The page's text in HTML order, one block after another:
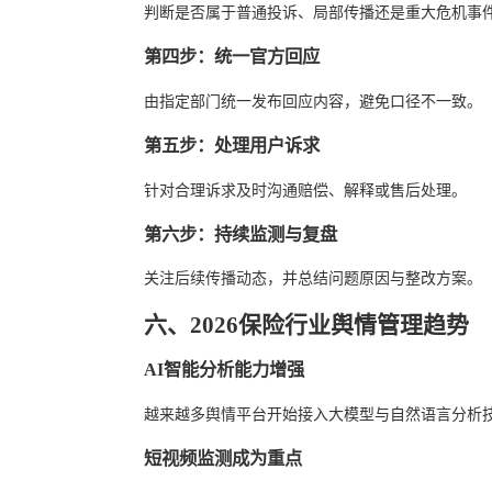
判断是否属于普通投诉、局部传播还是重大危机事
第四步：统一官方回应
由指定部门统一发布回应内容，避免口径不一致。
第五步：处理用户诉求
针对合理诉求及时沟通赔偿、解释或售后处理。
第六步：持续监测与复盘
关注后续传播动态，并总结问题原因与整改方案。
六、2026保险行业舆情管理趋势
AI智能分析能力增强
越来越多舆情平台开始接入大模型与自然语言分析
短视频监测成为重点